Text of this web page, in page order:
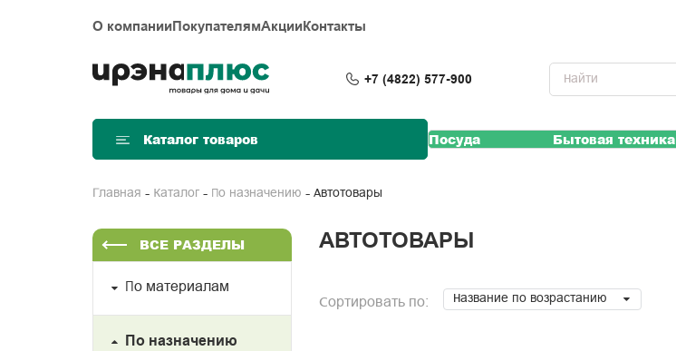
О компанииПокупателямАкцииКонтакты
+7 (4822) 577-900
Каталог товаров Посуда Бытовая техника
Главная Каталог По назначению Автотовары
ВСЕ РАЗДЕЛЫ
По материалам
По назначению
АВТОТОВАРЫ
Сортировать по: Название по возрастанию